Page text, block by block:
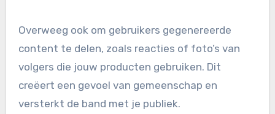
Overweeg ook om gebruikers gegenereerde
content te delen, zoals reacties of foto’s van
volgers die jouw producten gebruiken. Dit
creëert een gevoel van gemeenschap en
versterkt de band met je publiek.